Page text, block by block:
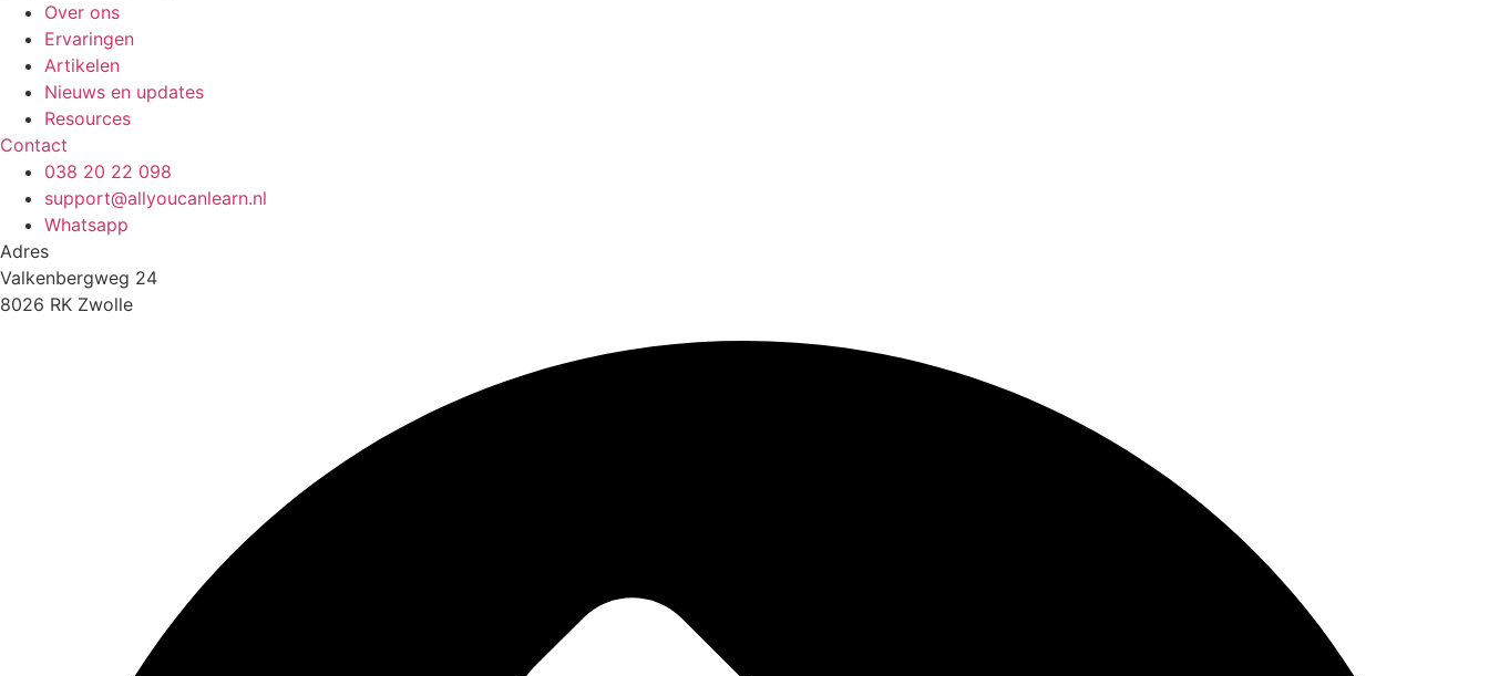
Over ons
Ervaringen
Artikelen
Nieuws en updates
Resources
Contact
038 20 22 098
support@allyoucanlearn.nl
Whatsapp
Adres
Valkenbergweg 24
8026 RK Zwolle